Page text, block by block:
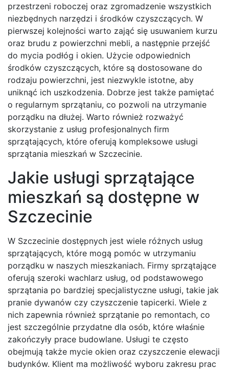
przestrzeni roboczej oraz zgromadzenie wszystkich
niezbędnych narzędzi i środków czyszczących. W
pierwszej kolejności warto zająć się usuwaniem kurzu
oraz brudu z powierzchni mebli, a następnie przejść
do mycia podłóg i okien. Użycie odpowiednich
środków czyszczących, które są dostosowane do
rodzaju powierzchni, jest niezwykle istotne, aby
uniknąć ich uszkodzenia. Dobrze jest także pamiętać
o regularnym sprzątaniu, co pozwoli na utrzymanie
porządku na dłużej. Warto również rozważyć
skorzystanie z usług profesjonalnych firm
sprzątających, które oferują kompleksowe usługi
sprzątania mieszkań w Szczecinie.
Jakie usługi sprzątające
mieszkań są dostępne w
Szczecinie
W Szczecinie dostępnych jest wiele różnych usług
sprzątających, które mogą pomóc w utrzymaniu
porządku w naszych mieszkaniach. Firmy sprzątające
oferują szeroki wachlarz usług, od podstawowego
sprzątania po bardziej specjalistyczne usługi, takie jak
pranie dywanów czy czyszczenie tapicerki. Wiele z
nich zapewnia również sprzątanie po remontach, co
jest szczególnie przydatne dla osób, które właśnie
zakończyły prace budowlane. Usługi te często
obejmują także mycie okien oraz czyszczenie elewacji
budynków. Klient ma możliwość wyboru zakresu prac